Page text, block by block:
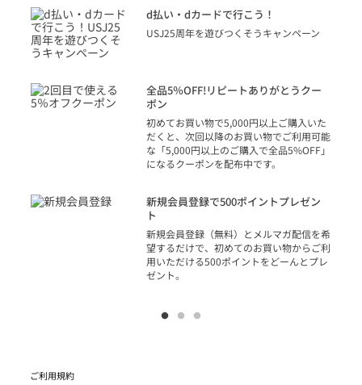
d払い・dカードで行こう！
USJ25周年を遊びつくそうキャンペーン
全品5％OFF!リピートありがとうクー
ポン
初めてお買い物で5,000円以上ご購入いた
だくと、次回以降のお買い物でご利用可能
な「5,000円以上のご購入で全品5%OFF」
になるクーポンを配布中です。
新規会員登録で500ポイントプレゼン
ト
新規会員登録（無料）とメルマガ配信を希
望するだけで、初めてのお買い物からご利
用いただける500ポイントをどーんとプレ
ゼント。
ご利用規約